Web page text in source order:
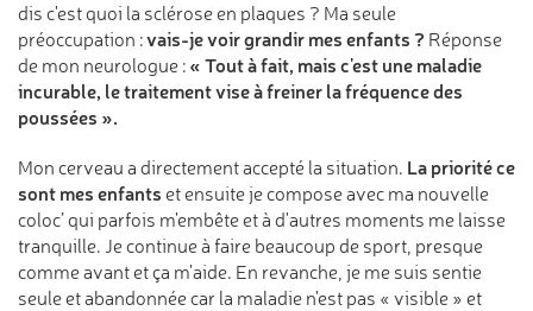
dis c'est quoi la sclérose en plaques ? Ma seule
préoccupation :vais-je voir grandir mes enfants ? Réponse
de mon neurologue : « Tout à fait, mais c'est une maladie
incurable, le traitement vise à freiner la fréquence des
poussées ».
Mon cerveau a directement accepté la situation. La priorité ce
sont mes enfants et ensuite je compose avec ma nouvelle
coloc’ qui parfois m'embête et à d'autres moments me laisse
tranquille. Je continue à faire beaucoup de sport, presque
comme avant et ça m'aide. En revanche, je me suis sentie
seule et abandonnée car la maladie n'est pas « visible » et